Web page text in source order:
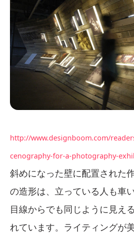
http://www.designboom.com/
cenography-for-a-photography-
斜めになった壁に配置された
の造形は、立っている人も車
目線からでも同じように見え
れています。ライティングが